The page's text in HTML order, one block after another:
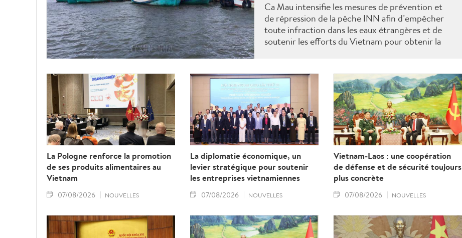
Ca Mau intensifie les mesures de prévention et
de répression de la pêche INN afin d’empêcher
toute infraction dans les eaux étrangères et de
soutenir les efforts du Vietnam pour obtenir la
La Pologne renforce la promotion
de ses produits alimentaires au
Vietnam
07/08/2026 NOUVELLES
La diplomatie économique, un
levier stratégique pour soutenir
les entreprises vietnamiennes
07/08/2026 NOUVELLES
Vietnam-Laos : une coopération
de défense et de sécurité toujours
plus concrète
07/08/2026 NOUVELLES